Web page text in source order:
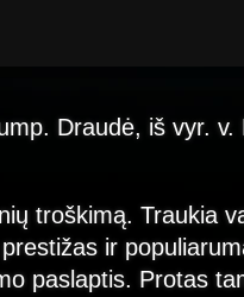
Draudė, iš vyr. v.
troškimą. Traukia
ir
paslaptis. Protas